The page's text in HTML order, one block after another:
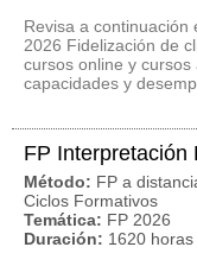
Revisa a continuación
2026 Fidelización de
cursos online y
capacidades y
FP Interpretación
Método: FP a
Ciclos Formativos
Temática: FP 2026
Duración: 1620 horas